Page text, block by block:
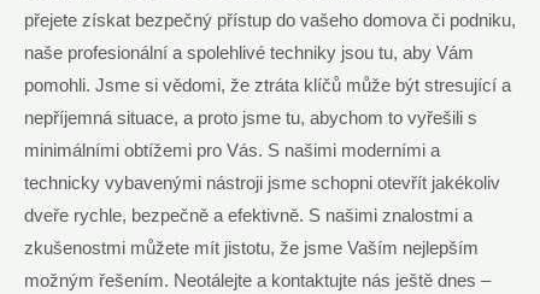
přejete získat bezpečný přístup do vašeho domova či podniku,
naše profesionální a spolehlivé techniky jsou tu, aby Vám
pomohli. Jsme si vědomi, že ztráta klíčů může být stresující a
nepříjemná situace, a proto jsme tu, abychom to vyřešili s
minimálními obtížemi pro Vás. S našimi moderními a
technicky vybavenými nástroji jsme schopni otevřít jakékoliv
dveře rychle, bezpečně a efektivně. S našimi znalostmi a
zkušenostmi můžete mít jistotu, že jsme Vaším nejlepším
možným řešením. Neotálejte a kontaktujte nás ještě dnes –